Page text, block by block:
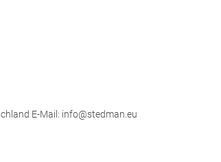
E-Mail: info@stedman.eu